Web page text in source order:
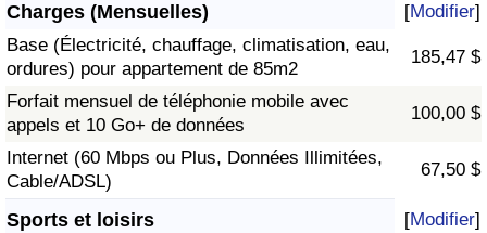
Charges (Mensuelles) [Modifier]
Base (Électricité, chauffage, climatisation, eau,
ordures) pour appartement de 85m2
185,47 $
Forfait mensuel de téléphonie mobile avec
appels et 10 Go+ de données
100,00 $
Internet (60 Mbps ou Plus, Données Illimitées,
Cable/ADSL)
67,50 $
Sports et loisirs [Modifier]